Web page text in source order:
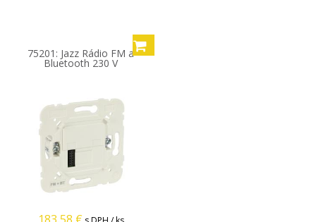
75201: Jazz Rádio FM a
Bluetooth 230 V